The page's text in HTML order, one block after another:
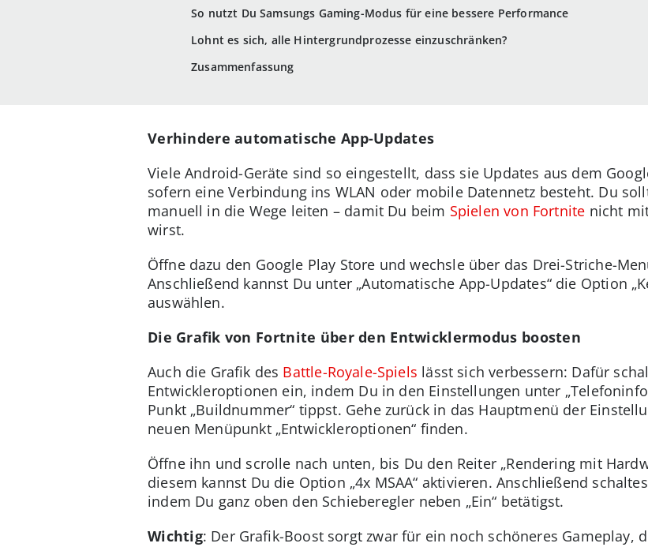
So nutzt Du Samsungs Gaming-Modus für eine bessere Performance
Lohnt es sich, alle Hintergrundprozesse einzuschränken?
Zusammenfassung
Verhindere automatische App-Updates
Viele Android-Geräte sind so eingestellt, dass sie Updates aus dem
sofern eine Verbindung ins WLAN oder mobile Datennetz besteht. Du
manuell in die Wege leiten – damit Du beim Spielen von Fortnite nicht
wirst.
Öffne dazu den Google Play Store und wechsle über das Drei-Striche-
Anschließend kannst Du unter „Automatische App-Updates“ die Option
auswählen.
Die Grafik von Fortnite über den Entwicklermodus boosten
Auch die Grafik des Battle-Royale-Spiels lässt sich verbessern: Dafür
Entwickleroptionen ein, indem Du in den Einstellungen unter
Punkt „Buildnummer“ tippst. Gehe zurück in das Hauptmenü der
neuen Menüpunkt „Entwickleroptionen“ finden.
Öffne ihn und scrolle nach unten, bis Du den Reiter „Rendering mit
diesem kannst Du die Option „4x MSAA“ aktivieren. Anschließend
indem Du ganz oben den Schieberegler neben „Ein“ betätigst.
Wichtig: Der Grafik-Boost sorgt zwar für ein noch schöneres Gameplay,